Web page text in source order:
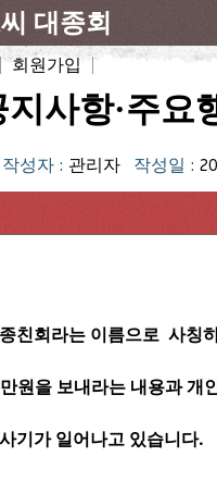
대종회
회원가입
지사항·주요
작성자 : 관리자 작성일 :
친회라는 이름으로 사칭
원을 보내라는 내용과 개
기가 일어나고 있습니다.